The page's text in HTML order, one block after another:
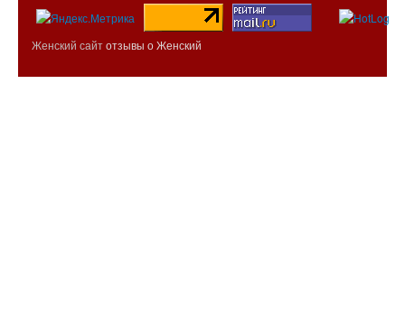
Женский сайтотзывы о Женский